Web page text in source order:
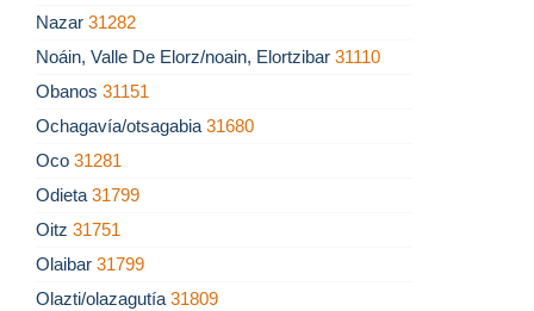
Nazar 31282
Noáin, Valle De Elorz/noain, Elortzibar 31110
Obanos 31151
Ochagavía/otsagabia 31680
Oco 31281
Odieta 31799
Oitz 31751
Olaibar 31799
Olazti/olazagutía 31809